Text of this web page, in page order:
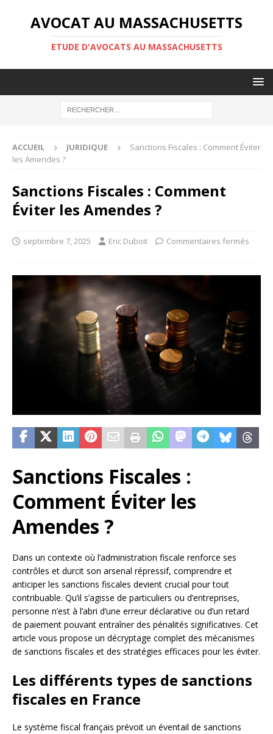
AVOCAT AU MASSACHUSETTS
ETUDE D'AVOCATS AU MASSACHUSETTS
ACCUEIL JURIDIQUE
Sanctions Fiscales : Comment Éviter
les Amendes ?
Sanctions Fiscales : Comment
Éviter les Amendes ?
septembre 7, 2025 Eric Duboit Commentaires fermés
Sanctions Fiscales :
Comment Éviter les
Amendes ?
Dans un contexte où l’administration fiscale renforce ses
contrôles et durcit son arsenal répressif, comprendre et
anticiper les sanctions fiscales devient crucial pour tout
contribuable. Qu’il s’agisse de particuliers ou d’entreprises,
personne n’est à l’abri d’une erreur déclarative ou d’un retard
de paiement pouvant entraîner des pénalités significatives. Cet
article vous propose un décryptage complet des mécanismes
de sanctions fiscales et des stratégies efficaces pour les éviter.
Les différents types de sanctions
fiscales en France
Le système fiscal français prévoit un éventail de sanctions